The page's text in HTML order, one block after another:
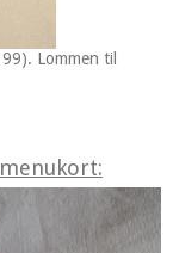
Lommen til